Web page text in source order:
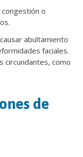
o
abultamiento
faciales.
circundantes, como
de